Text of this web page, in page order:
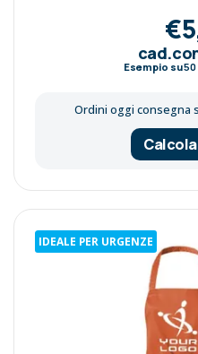
Esempio su50
Ordini oggi consegna
IDEALE PER URGENZE